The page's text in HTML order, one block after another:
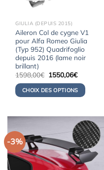
GIULIA (DEPUIS 2015)
Aileron Col de cygne V1
pour Alfa Romeo Giulia
(Typ 952) Quadrifoglio
depuis 2016 (lame noir
brillant)
1598,00€ Le
prix
initial
était :
1598,00€.
1550,06€Le
actuel
est :
1550,06€.
CHOIX DES OPTIONS
-3%